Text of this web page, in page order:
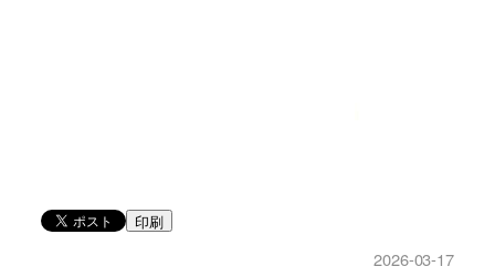
印刷
2026-03-17